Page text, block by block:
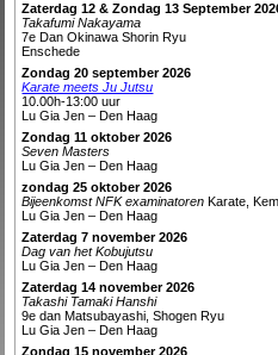
Zaterdag 12 & Zondag 13 September
Takafumi Nakayama
7e Dan Okinawa Shorin Ryu
Enschede
Zondag 20 september 2026
Karate meets Ju Jutsu
10.00h-13:00 uur
Lu Gia Jen – Den Haag
Zondag 11 oktober 2026
Seven Masters
Lu Gia Jen – Den Haag
zondag 25 oktober 2026
Bijeenkomst NFK examinatoren Karate,
Lu Gia Jen – Den Haag
Zaterdag 7 november 2026
Dag van het Kobujutsu
Lu Gia Jen – Den Haag
Zaterdag 14 november 2026
Takashi Tamaki Hanshi
9e dan Matsubayashi, Shogen Ryu
Lu Gia Jen – Den Haag
Zondag 15 november 2026